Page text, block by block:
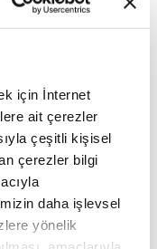
için İnternet
ait çerezler
çeşitli kişisel
çerezler bilgi
daha işlevsel
yönelik